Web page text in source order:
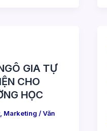
GIA TỰ
CHO
HỌC
, Marketing /Văn